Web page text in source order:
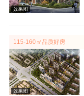
效果图
115-160㎡品质好房